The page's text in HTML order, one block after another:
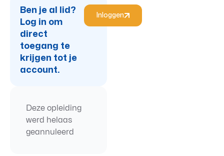
Ben je al lid?
Log in om
direct
toegang te
krijgen tot je
account.
Inloggen
Deze opleiding
werd helaas
geannuleerd